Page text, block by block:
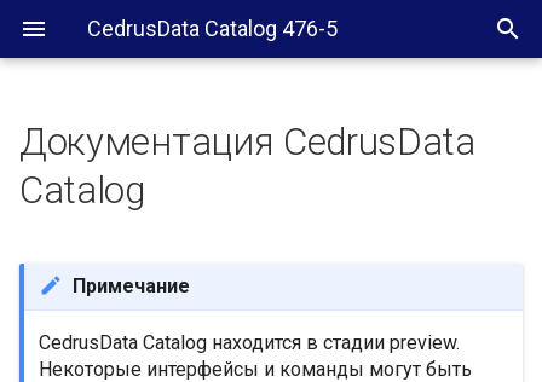
CedrusData Catalog 476-5
Документация CedrusData
Catalog
Примечание
CedrusData Catalog находится в стадии preview.
Некоторые интерфейсы и команды могут быть